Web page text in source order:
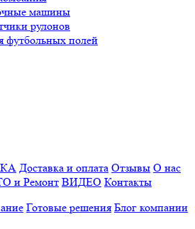
машины
рулонов
футбольных полей
Доставка и оплата Отзывы О нас
и Ремонт ВИДЕО Контакты
Готовые решения Блог компании